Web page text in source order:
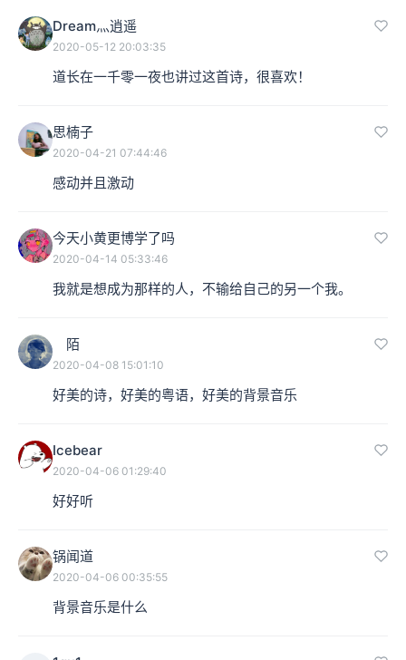
Dream灬逍遥
2020-05-12 20:03:35
道长在一千零一夜也讲过这首诗，很喜欢！
思楠子
2020-04-21 07:44:46
感动并且激动
今天小黄更博学了吗
2020-04-14 05:33:46
我就是想成为那样的人，不输给自己的另一个我。
陌
2020-04-08 15:01:10
好美的诗，好美的粤语，好美的背景音乐
Icebear
2020-04-06 01:29:40
好好听
锅闻道
2020-04-06 00:35:55
背景音乐是什么